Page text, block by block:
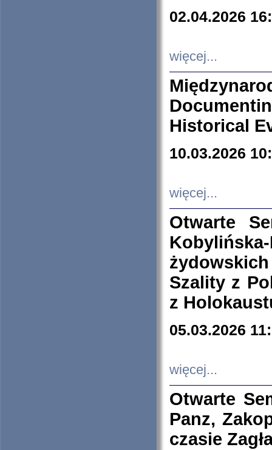
02.04.2026
więcej...
Historical
10.03.2026
więcej...
Otwarte
Szality z
z
05.03.2026
więcej...
Otwarte
Panz,
czasie